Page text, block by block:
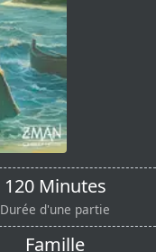
120 Minutes
Durée d'une partie
Famille